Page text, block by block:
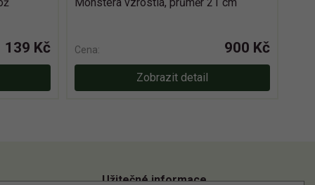
139 Kč Cena: 900 Kč
Zobrazit detail
Užitečné informace